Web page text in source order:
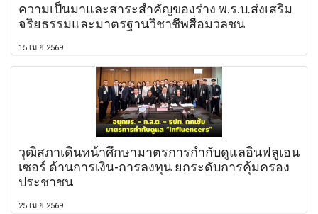
ความเป็นมาและสาระสำคัญของร่าง พ.ร.บ.ส่งเสริม
จริยธรรมและมาตรฐานวิชาชีพสื่อมวลชน
15 เม.ย 2569
วุฒิสภาเดินหน้าศึกษามาตรการกำกับดูแลอินฟลูเอน
เซอร์ ด้านการเงิน-การลงทุน ยกระดับการคุ้มครอง
ประชาชน
25 เม.ย 2569